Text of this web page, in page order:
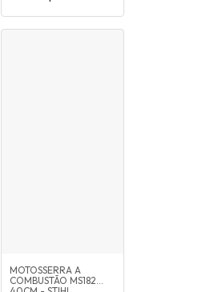
MOTOSSERRA A
COMBUSTÃO MS182